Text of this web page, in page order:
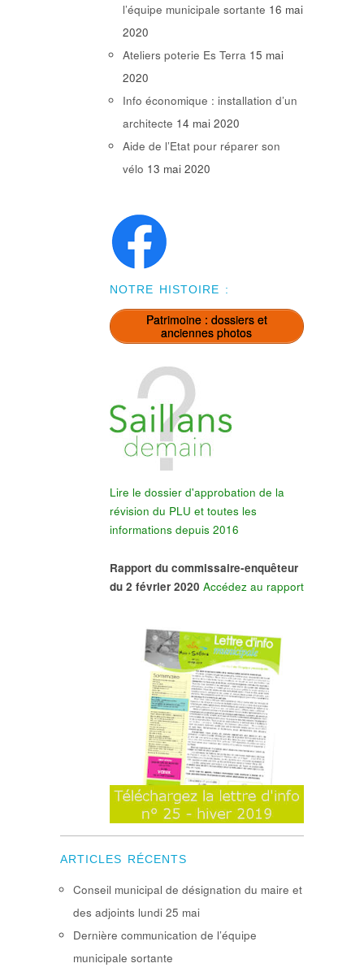
l’équipe municipale sortante 16 mai
2020
Ateliers poterie Es Terra 15 mai
2020
Info économique : installation d’un
architecte 14 mai 2020
Aide de l’Etat pour réparer son
vélo 13 mai 2020
NOTRE HISTOIRE :
Patrimoine : dossiers et
anciennes photos
Lire le dossier d'approbation de la
révision du PLU et toutes les
informations depuis 2016
Rapport du commissaire-enquêteur
du 2 février 2020 Accédez au rapport
ARTICLES RÉCENTS
Conseil municipal de désignation du maire et
des adjoints lundi 25 mai
Dernière communication de l’équipe
municipale sortante